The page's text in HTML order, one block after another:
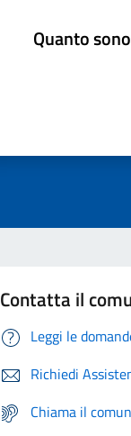
Quanto
Contatta il
Leggi le
Richiedi
Chiama il